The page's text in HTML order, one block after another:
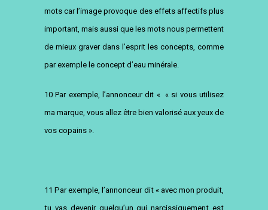
mots car l’image provoque des effets affectifs plus
important, mais aussi que les mots nous permettent
de mieux graver dans l’esprit les concepts, comme
par exemple le concept d’eau minérale.
10Par exemple, l’annonceur dit « « si vous utilisez
ma marque, vous allez être bien valorisé aux yeux de
vos copains ».
11 Par exemple, l’annonceur dit « avec mon produit,
tu vas devenir quelqu’un qui narcissiquement est